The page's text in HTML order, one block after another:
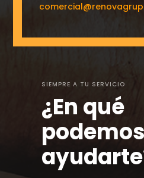
SIEMPRE A TU SERVICIO
¿En qué
podemos